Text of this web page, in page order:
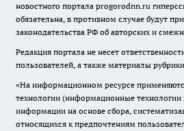
новостного портала progorodnn.ru
обязательна, в противном случае будут
законодательства РФ об авторских и
Редакция портала не несет
пользователей, а также материалы
«На информационном ресурсе
технологии (информационные технологии
информации на основе сбора,
относящихся к предпочтениям